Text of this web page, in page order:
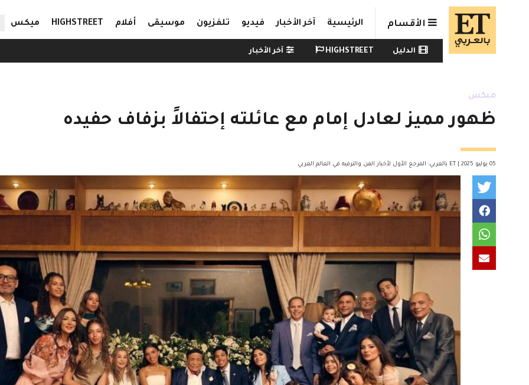
Skip to main content
الأقسام الرئيسية آخر الأخبار فيديو تلفزيون موسيقى أفلام HIGHSTREET ميكس
Watch menu
الدليل HIGHSTREET آخر الأخبار
ميكس
ظهور مميز لعادل إمام مع عائلته إحتفالاً بزفاف حفيده
05 يوليو 2025 | ET بالعربي: المرجع الأول لأخبار الفن والترفيه في العالم العربي